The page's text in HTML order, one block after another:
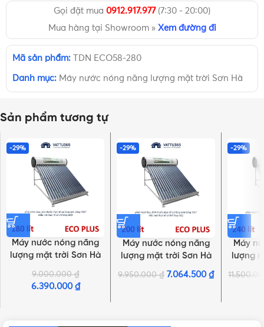
Gọi đặt mua 0912.917.977(7:30 - 20:00)
Mua hàng tại Showroom » Xem đường đi
Mã sản phẩm: TDN ECO58-280
Danh mục: Máy nước nóng năng lượng mặt trời Sơn Hà
Sản phẩm tương tự
-29%
Máy nước nóng năng
lượng mặt trời Sơn Hà
ống 180L
9.000.000₫
6.390.000 ₫
-29%
Máy nước nóng năng
lượng mặt trời Sơn Hà
TDN ECO PLUS 58 – 20
ống 200L
9.950.000₫ 7.064.500₫
-29%
Máy
lượng
NHẤN ĐỂ XEM TIẾP (THU GỌN)